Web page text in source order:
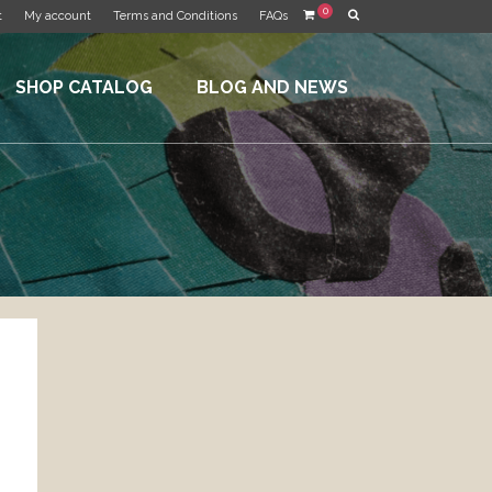
0
My account Terms and Conditions FAQs
SHOP CATALOG BLOG AND NEWS